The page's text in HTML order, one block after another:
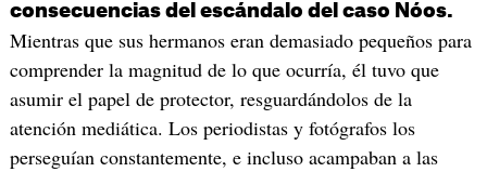
consecuencias del escándalo del caso Nóos.
Mientras que sus hermanos eran demasiado pequeños para
comprender la magnitud de lo que ocurría, él tuvo que
asumir el papel de protector, resguardándolos de la
atención mediática. Los periodistas y fotógrafos los
perseguían constantemente, e incluso acampaban a las